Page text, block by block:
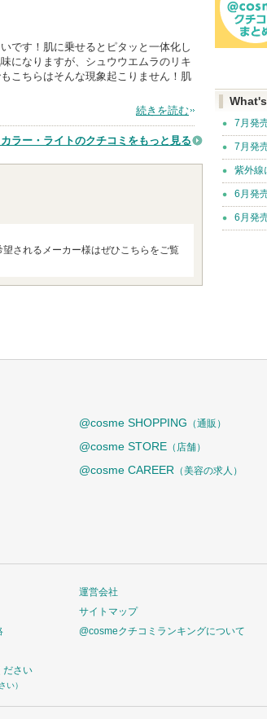
です！肌に乗せるとピタッと一体化し
になりますが、シュウウエムラのリキ
こちらはそんな現象起こりません！肌
続きを読む
ラー・ライトのクチコミをもっと見る
されるメーカー様はぜひこちらをご覧
7月発
7月発
紫外線
6月発
6月発
@cosme SHOPPING （通販）
@cosme STORE （店舗）
@cosme CAREER （美容の求人）
ださい
い）
運営会社
サイトマップ
@cosmeクチコミランキングについて